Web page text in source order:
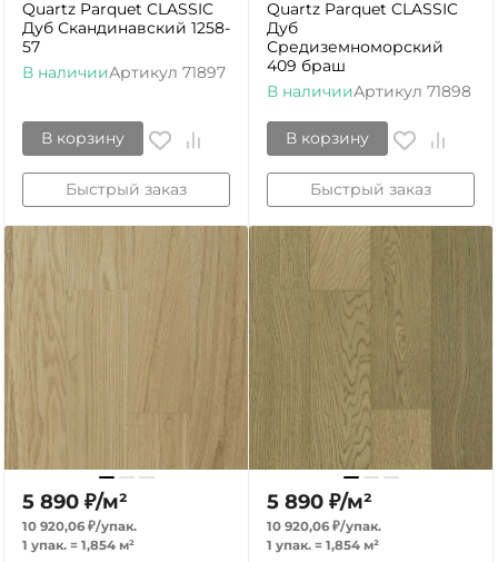
Quartz Parquet CLASSIC
Дуб Скандинавский 1258-
57
В наличииАртикул 71897
В корзину
Быстрый заказ
Quartz Parquet CLASSIC
Дуб
Средиземноморский
409 браш
В наличииАртикул 71898
В корзину
Быстрый заказ
5 890 ₽/м²
10 920,06 ₽/упак.
1 упак. = 1,854 м²
5 890 ₽/м²
10 920,06 ₽/упак.
1 упак. = 1,854 м²